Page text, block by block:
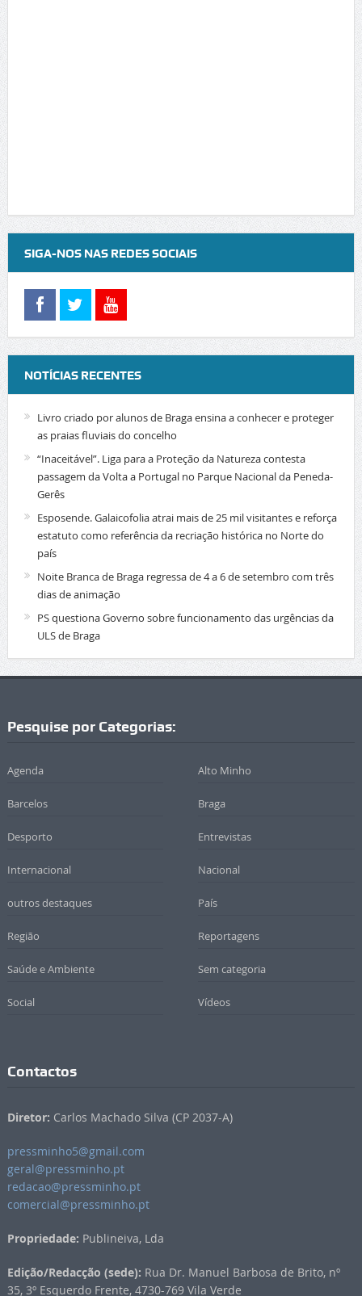
SIGA-NOS NAS REDES SOCIAIS
NOTÍCIAS RECENTES
Livro criado por alunos de Braga ensina a conhecer e proteger
as praias fluviais do concelho
“Inaceitável”. Liga para a Proteção da Natureza contesta
passagem da Volta a Portugal no Parque Nacional da Peneda-
Gerês
Esposende. Galaicofolia atrai mais de 25 mil visitantes e reforça
estatuto como referência da recriação histórica no Norte do
país
Noite Branca de Braga regressa de 4 a 6 de setembro com três
dias de animação
PS questiona Governo sobre funcionamento das urgências da
ULS de Braga
Pesquise por Categorias:
Agenda Alto Minho
Barcelos Braga
Desporto Entrevistas
Internacional Nacional
outros destaques País
Região Reportagens
Saúde e Ambiente Sem categoria
Social Vídeos
Contactos
Diretor: Carlos Machado Silva (CP 2037-A)
pressminho5@gmail.com
geral@pressminho.pt
redacao@pressminho.pt
comercial@pressminho.pt
Propriedade: Publineiva, Lda
Edição/Redacção (sede): Rua Dr. Manuel Barbosa de Brito, nº
35, 3º Esquerdo Frente, 4730-769 Vila Verde